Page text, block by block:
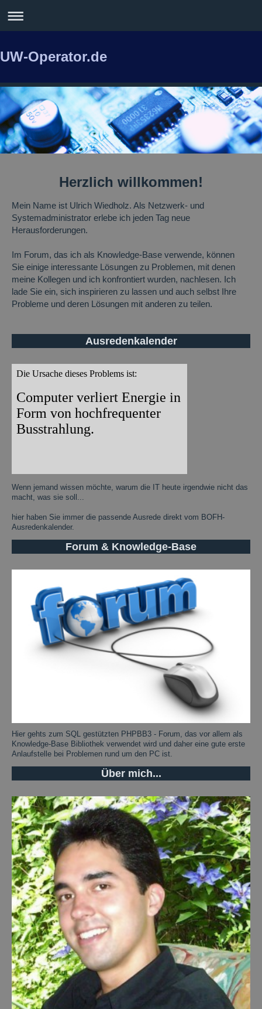
UW-Operator.de
Herzlich willkommen!
Mein Name ist Ulrich Wiedholz. Als Netzwerk- und
Systemadministrator erlebe ich jeden Tag neue
Herausforderungen.
Im Forum, das ich als Knowledge-Base verwende, können
Sie einige interessante Lösungen zu Problemen, mit denen
meine Kollegen und ich konfrontiert wurden, nachlesen. Ich
lade Sie ein, sich inspirieren zu lassen und auch selbst Ihre
Probleme und deren Lösungen mit anderen zu teilen.
Ausredenkalender
Wenn jemand wissen möchte, warum die IT heute irgendwie nicht das
macht, was sie soll...
hier haben Sie immer die passende Ausrede direkt vom BOFH-
Ausredenkalender.
Forum & Knowledge-Base
Hier gehts zum SQL gestützten PHPBB3 - Forum, das vor allem als
Knowledge-Base Bibliothek verwendet wird und daher eine gute erste
Anlaufstelle bei Problemen rund um den PC ist.
Über mich...